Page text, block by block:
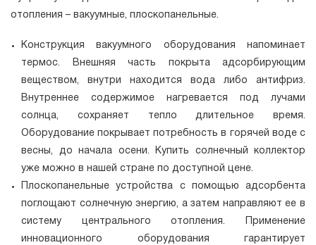
отопления – вакуумные, плоскопанельные.
Конструкция вакуумного оборудования напоминает
термос. Внешняя часть покрыта адсорбирующим
веществом, внутри находится вода либо антифриз.
Внутреннее содержимое нагревается под лучами
солнца, сохраняет тепло длительное время.
Оборудование покрывает потребность в горячей воде с
весны, до начала осени. Купить солнечный коллектор
уже можно в нашей стране по доступной цене.
Плоскопанельные устройства с помощью адсорбента
поглощают солнечную энергию, а затем направляют ее в
систему центрального отопления. Применение
инновационного оборудования гарантирует